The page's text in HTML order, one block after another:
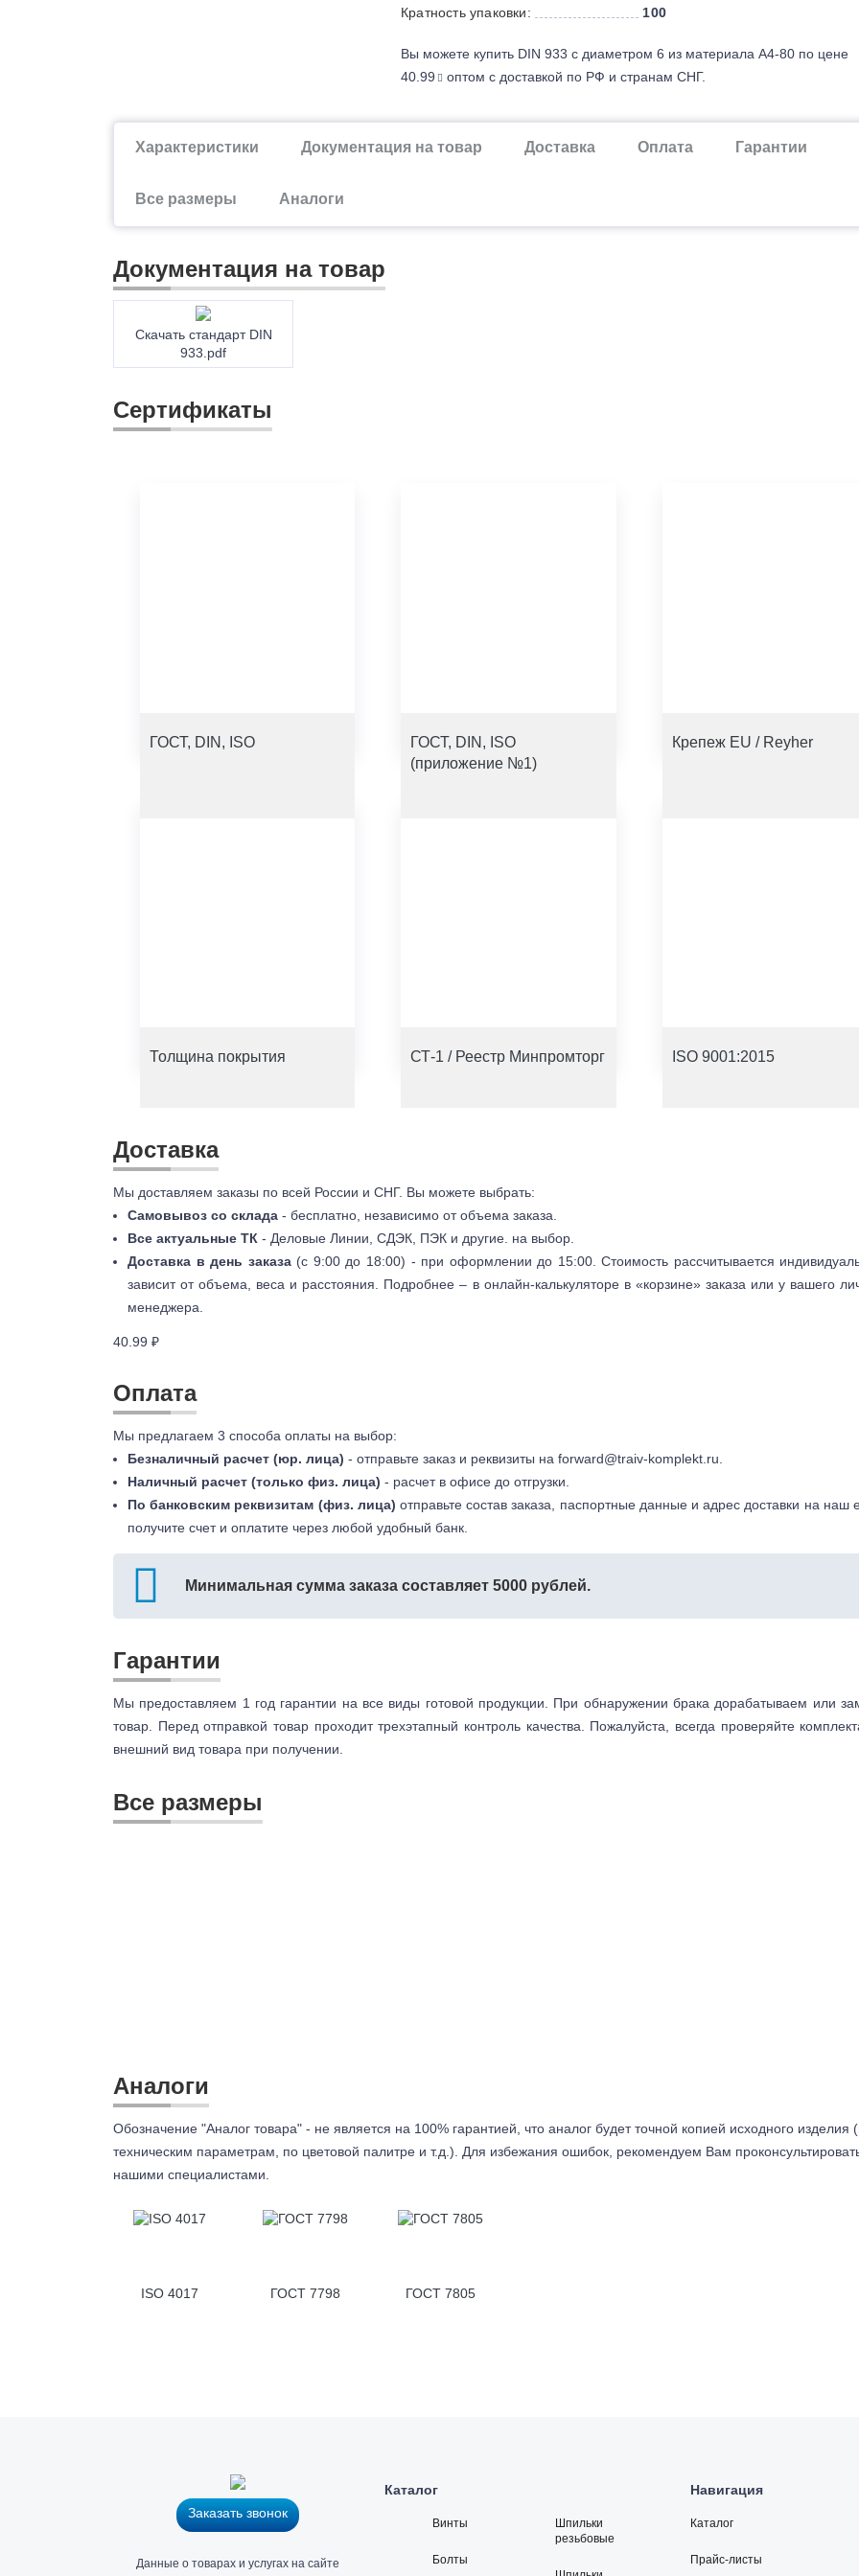
Кратность упаковки: 100
Вы можете купить DIN 933 с диаметром 6 из материала А4-80 по цене
40.99
оптом с доставкой по РФ и странам СНГ.
Характеристики Документация на товар Доставка Оплата Гарантии
Все размеры Аналоги
Документация на товар
Скачать стандарт DIN
933.pdf
Сертификаты
ГОСТ, DIN, ISO
ГОСТ, DIN, ISO
(приложение №1)
Крепеж EU / Reyher
Толщина покрытия СТ-1 / Реестр Минпромторг ISO 9001:2015
Доставка
Мы доставляем заказы по всей России и СНГ. Вы можете выбрать:
Самовывоз со склада - бесплатно, независимо от объема заказа.
Все актуальные ТК - Деловые Линии, СДЭК, ПЭК и другие. на выбор.
Доставка в день заказа(с 9:00 до 18:00) - при оформлении до 15:00. Стоимость рассчитывается
зависит от объема, веса и расстояния. Подробнее – в онлайн-калькуляторе в «корзине» заказа или у вашего
менеджера.
40.99 ₽
Оплата
Мы предлагаем 3 способа оплаты на выбор:
Безналичный расчет (юр. лица) - отправьте заказ и реквизиты на forward@traiv-komplekt.ru
Наличный расчет (только физ. лица) - расчет в офисе до отгрузки.
По банковским реквизитам (физ. лица) отправьте состав заказа, паспортные данные и адрес доставки на наш
получите счет и оплатите через любой удобный банк.
Минимальная сумма заказа составляет 5000 рублей.
Гарантии
Мы предоставляем 1 год гарантии на все виды готовой продукции. При обнаружении брака дорабатываем или
товар. Перед отправкой товар проходит трехэтапный контроль качества. Пожалуйста, всегда проверяйте
внешний вид товара при получении.
Все размеры
Аналоги
Обозначение "Аналог товара" - не является на 100% гарантией, что аналог будет точной копией исходного изделия
техническим параметрам, по цветовой палитре и т.д.). Для избежания ошибок, рекомендуем Вам
нашими специалистами.
ISO 4017 ГОСТ 7798 ГОСТ 7805
Заказать звонок
Данные о товарах и услугах на сайте
Каталог
Винты
Болты
Шпильки
резьбовые
Навигация
Каталог
Прайс-листы
офис